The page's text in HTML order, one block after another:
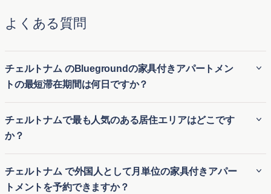
よくある質問
チェルトナム のBluegroundの家具付きアパートメン
トの最短滞在期間は何日ですか？
常最低2 泊の滞在が必要です。そのため、チェルトナム の長
期家具付き賃貸にも、短期滞在用の一時的な住居にも最適で
す。引っ越しや長期滞在の訪問など、さまざまな滞在期間に
対応する柔軟性があります。
チェルトナムで最も人気のある居住エリアはどこです
か？
です:
チェルトナム で外国人として月単位の家具付きアパー
トメントを予約できますか？